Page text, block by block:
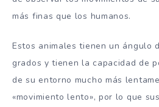
más finas que los humanos.
Estos animales tienen un ángulo
grados y tienen la capacidad de
de su entorno mucho más
«movimiento lento», por lo que